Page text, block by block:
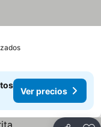
Ver precios
Ver precios